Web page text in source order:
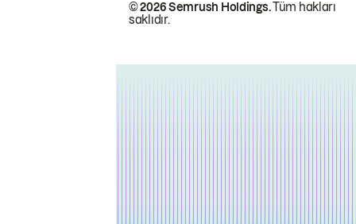
© 2026 Semrush Holdings.Tüm hakları
saklıdır.